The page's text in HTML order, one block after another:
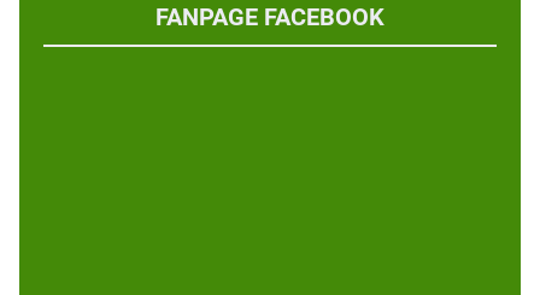
FANPAGE FACEBOOK